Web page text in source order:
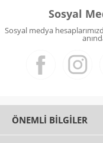
Sosyal
Sosyal medya
ÖNEMLI BILGILER